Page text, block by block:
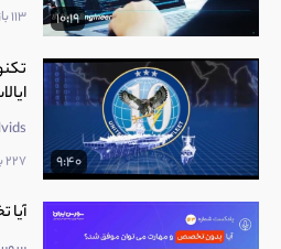
10:19 113 بازدید
9:40 227 بازدید